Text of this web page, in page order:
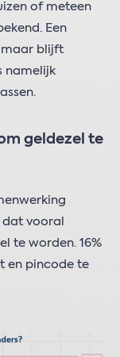
of meteen
Een
maar blijft
namelijk
geldezel te
vooral
te worden. 16%
en pincode te